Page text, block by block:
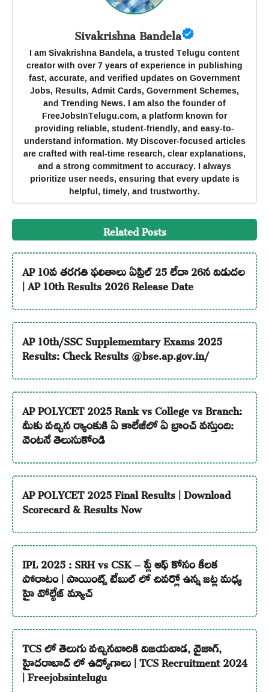
Sivakrishna Bandela
I am Sivakrishna Bandela, a trusted Telugu content
creator with over 7 years of experience in publishing
fast, accurate, and verified updates on Government
Jobs, Results, Admit Cards, Government Schemes,
and Trending News. I am also the founder of
FreeJobsInTelugu.com, a platform known for
providing reliable, student-friendly, and easy-to-
understand information. My Discover-focused articles
are crafted with real-time research, clear explanations,
and a strong commitment to accuracy. I always
prioritize user needs, ensuring that every update is
helpful, timely, and trustworthy.
Related Posts
AP 10వ తరగతి ఫలితాలు ఏప్రిల్ 25 లేదా 26న విడుదల
| AP 10th Results 2026 Release Date
AP 10th/SSC Supplememtary Exams 2025
Results: Check Results @bse.ap.gov.in/
AP POLYCET 2025 Rank vs College vs Branch:
మీకు వచ్చిన ర్యాంకుకి ఏ కాలేజీలో ఏ బ్రాంచ్ వస్తుంది:
వెంటనే తెలుసుకోండి
AP POLYCET 2025 Final Results | Download
Scorecard & Results Now
IPL 2025 : SRH vs CSK – ప్లే ఆఫ్ కోసం కీలక
పోరాటం | పాయింట్స్ టేబుల్ లో చివర్లో ఉన్న జట్ల మధ్య
హై వోల్టేజ్ మ్యాచ్
TCS లో తెలుగు వచ్చినవారికి విజయవాడ, వైజాగ్,
హైదరాబాద్ లో ఉద్యోగాలు | TCS Recruitment 2024
| Freejobsintelugu